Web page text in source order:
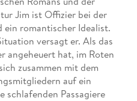
Jim ist Offizier bei der
ein romantischer Idealist.
versagt er. Als das
angeheuert hat, im Roten
zusammen mit dem
auf ein
schlafenden Passagiere